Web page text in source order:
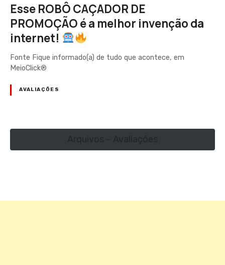
Esse ROBÔ CAÇADOR DE
PROMOÇÃO é a melhor invenção da
internet!
Fonte Fique informado(a) de tudo que acontece, em
MeioClick®
AVALIAÇÕES
Arquivos – Avaliações